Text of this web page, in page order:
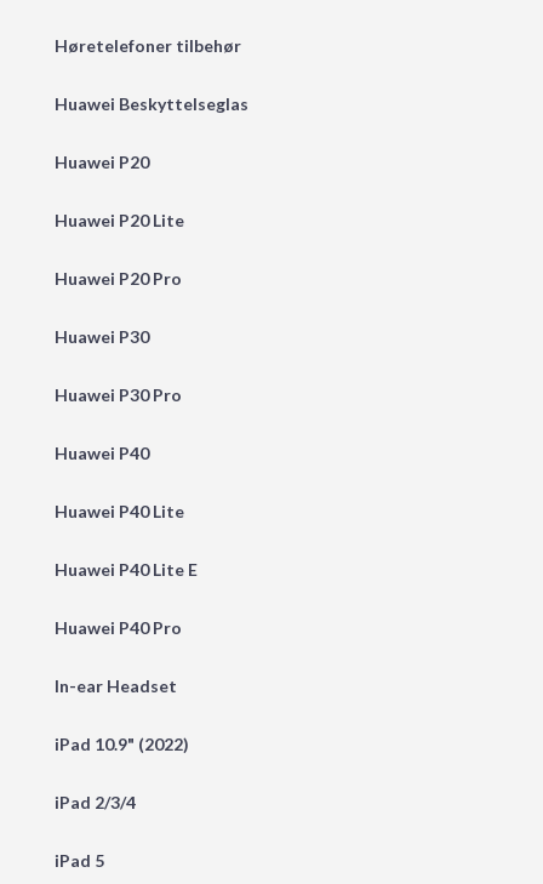
Høretelefoner tilbehør
Huawei Beskyttelseglas
Huawei P20
Huawei P20 Lite
Huawei P20 Pro
Huawei P30
Huawei P30 Pro
Huawei P40
Huawei P40 Lite
Huawei P40 Lite E
Huawei P40 Pro
In-ear Headset
iPad 10.9" (2022)
iPad 2/3/4
iPad 5